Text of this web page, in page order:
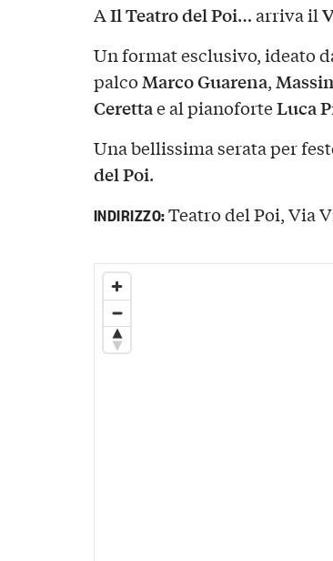
AIl Teatro del Poi… arriva il
Un format esclusivo, ideato
palcoMarco Guarena,
Cerettae al pianoforteLuca
Una bellissima serata per
del Poi.
INDIRIZZO:Teatro del Poi, Via